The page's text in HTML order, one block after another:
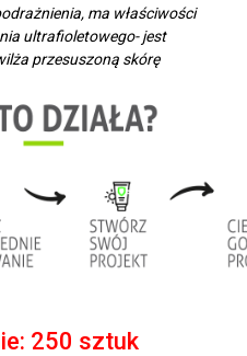
ma właściwości
ultrafioletowego- jest
przesuszoną skórę
250 sztuk